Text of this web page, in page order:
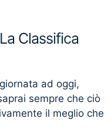
Classifica
ad oggi,
sempre che ciò
il meglio che